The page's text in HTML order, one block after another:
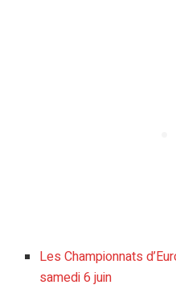
Les Championnats
samedi 6 juin